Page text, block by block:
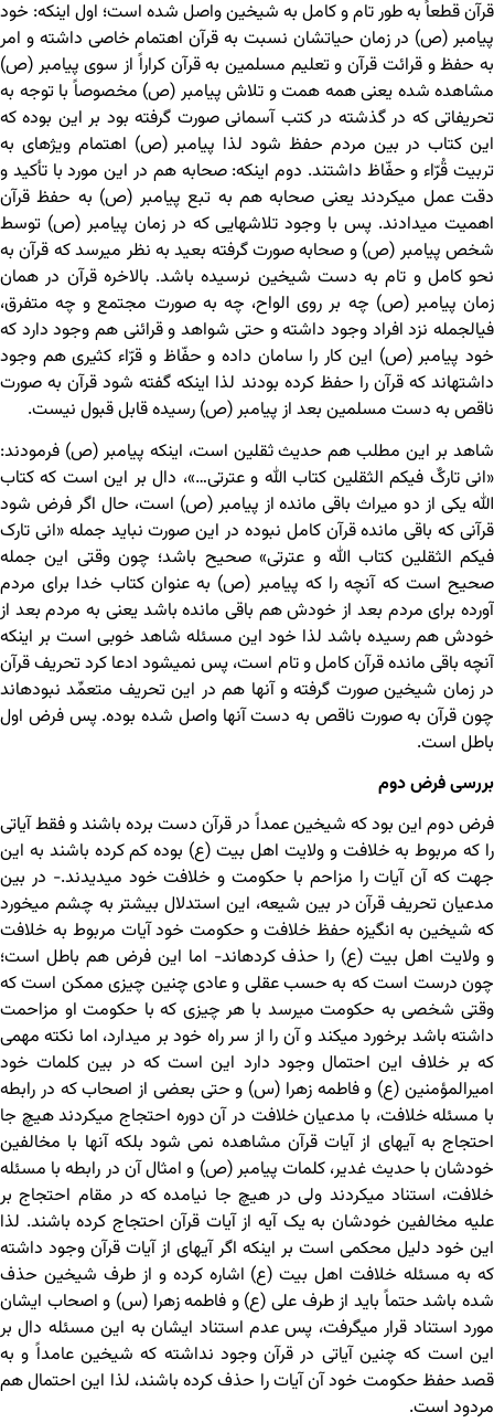
قرآن قطعاً به طور تام و کامل به شیخین واصل شده است؛ اول اینکه: خود
پیامبر (ص) در زمان حیاتشان نسبت به قرآن اهتمام خاصی داشته و امر
به حفظ و قرائت قرآن و تعلیم مسلمین به قرآن کراراً از سوی پیامبر (ص)
مشاهده شده یعنی همه همت و تلاش پیامبر (ص) مخصوصاً با توجه به
تحریفاتی که در گذشته در کتب آسمانی صورت گرفته بود بر این بوده که
این کتاب در بین مردم حفظ شود لذا پیامبر (ص) اهتمام ویژه‏ای به
تربیت قُرّاء و حفّاظ داشتند. دوم اینکه: صحابه هم در این مورد با تأکید و
دقت عمل می‏کردند یعنی صحابه هم به تبع پیامبر (ص) به حفظ قرآن
اهمیت می‏دادند. پس با وجود تلاش‏هایی که در زمان پیامبر (ص) توسط
شخص پیامبر (ص) و صحابه صورت گرفته بعید به نظر می‏رسد که قرآن به
نحو کامل و تام به دست شیخین نرسیده باشد. بالاخره قرآن در همان
زمان پیامبر (ص) چه بر روی الواح، چه به صورت مجتمع و چه متفرق،
فی‏الجمله نزد افراد وجود داشته و حتی شواهد و قرائنی هم وجود دارد که
خود پیامبر (ص) این کار را سامان داده و حفّاظ و قرّاء کثیری هم وجود
داشته‏اند که قرآن را حفظ کرده‏ بودند لذا اینکه گفته شود قرآن به صورت
ناقص به دست مسلمین بعد از پیامبر (ص) رسیده قابل قبول نیست.
شاهد بر این مطلب هم حدیث ثقلین است، اینکه پیامبر (ص) فرمودند:
«انی تارکٌ فیکم الثقلین کتاب الله و عترتی…»، دال بر این است که کتاب
الله یکی از دو میراث باقی مانده از پیامبر (ص) است، حال اگر فرض شود
قرآنی که باقی مانده قرآن کامل نبوده در این صورت نباید جمله «انی تارک
فیکم الثقلین کتاب الله و عترتی» صحیح باشد؛ چون وقتی این جمله
صحیح است که آنچه را که پیامبر (ص) به عنوان کتاب خدا برای مردم
آورده برای مردم بعد از خودش هم باقی مانده باشد یعنی به مردم بعد از
خودش هم رسیده باشد لذا خود این مسئله شاهد خوبی است بر اینکه
آنچه باقی مانده قرآن کامل و تام است، پس نمی‏شود ادعا کرد تحریف قرآن
در زمان شیخین صورت گرفته و آنها هم در این تحریف متعمِّد نبوده‏اند
چون قرآن به صورت ناقص به دست آنها واصل شده بوده. پس فرض اول
باطل است.
بررسی فرض دوم
فرض دوم این بود که شیخین عمداً در قرآن دست برده باشند و فقط آیاتی
را که مربوط به خلافت و ولایت اهل بیت (ع) بوده کم کرده باشند به این
جهت که آن آیات را مزاحم با حکومت و خلافت خود می‏دیدند.- در بین
مدعیان تحریف قرآن در بین شیعه، این استدلال بیشتر به چشم می‏خورد
که شیخین به انگیزه حفظ خلافت و حکومت خود آیات مربوط به خلافت
و ولایت اهل بیت (ع) را حذف کرده‏اند- اما این فرض هم باطل است؛
چون درست است که به حسب عقلی و عادی چنین چیزی ممکن است که
وقتی شخصی به حکومت می‏رسد با هر چیزی که با حکومت او مزاحمت
داشته باشد برخورد می‏کند و آن را از سر راه خود بر می‏دارد، اما نکته مهمی
که بر خلاف این احتمال وجود دارد این است که در بین کلمات خود
امیرالمؤمنین (ع) و فاطمه زهرا (س) و حتی بعضی از اصحاب که در رابطه
با مسئله خلافت، با مدعیان خلافت در آن دوره احتجاج می‏کردند هیچ جا
احتجاج به آیه‏ای از آیات قرآن مشاهده نمی ‏شود بلکه آنها با مخالفین
خودشان با حدیث غدیر، کلمات پیامبر (ص) و امثال آن در رابطه با مسئله
خلافت، استناد می‏کردند ولی در هیچ جا نیامده که در مقام احتجاج بر
علیه مخالفین خودشان به یک آیه از آیات قرآن احتجاج کرده باشند. لذا
این خود دلیل محکمی است بر اینکه اگر آیه‏ای از آیات قرآن وجود داشته
که به مسئله خلافت اهل بیت (ع) اشاره کرده و از طرف شیخین حذف
شده باشد حتماً باید از طرف علی (ع) و فاطمه زهرا (س) و اصحاب ایشان
مورد استناد قرار می‏گرفت، پس عدم استناد ایشان به این مسئله دال بر
این است که چنین آیاتی در قرآن وجود نداشته که شیخین عامداً و به
قصد حفظ حکومت خود آن آیات را حذف کرده باشند، لذا این احتمال هم
مردود است.